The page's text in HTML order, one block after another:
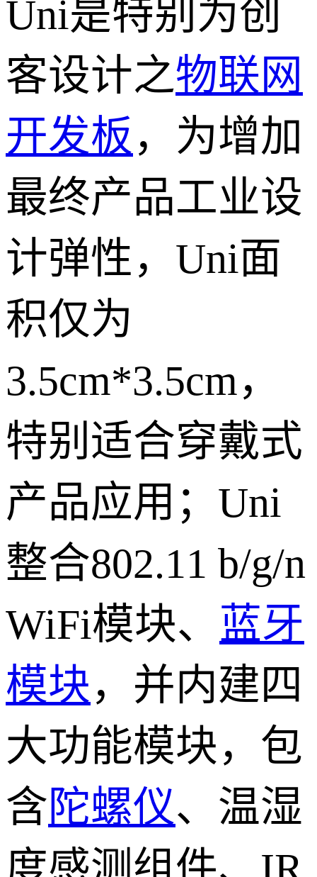
Uni是特别为创
客设计之物联网
开发板 ，为增加
最终产品工业设
计弹性，Uni面
积仅为
3.5cm*3.5cm，
特别适合穿戴式
产品应用；Uni
整合802.11 b/g/n
WiFi模块、 蓝牙
模块，并内建四
大功能模块，包
含陀螺仪、温湿